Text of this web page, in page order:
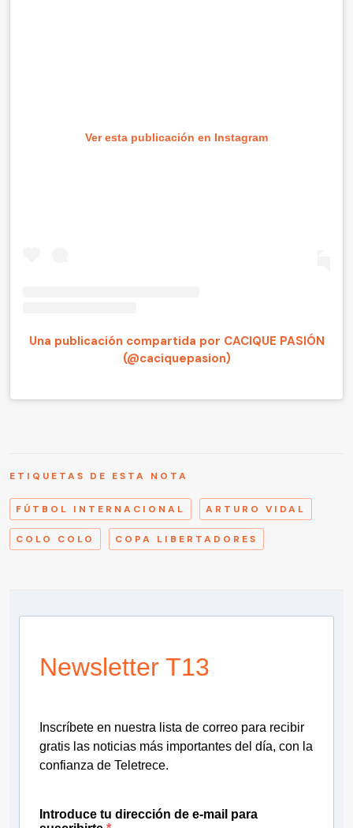
Ver esta publicación en Instagram
Una publicación compartida por CACIQUE PASIÓN
(@caciquepasion)
ETIQUETAS DE ESTA NOTA
FÚTBOL INTERNACIONAL ARTURO VIDAL
COLO COLO COPA LIBERTADORES
Newsletter T13
Inscríbete en nuestra lista de correo para recibir
gratis las noticias más importantes del día, con la
confianza de Teletrece.
Introduce tu dirección de e-mail para